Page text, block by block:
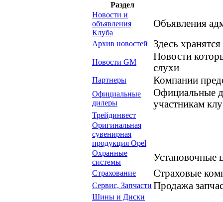
Раздел
Новости и
объявления
Клуба
Объявления
Архив новостей Здесь
Новости GM
Новости
слухи
Партнеры Компании
Официальные
дилеры
Официальные
участникам
Трейдинвест
Оригинальная
сувенирная
продукция Opel
Охранные
системы
Установочные
Страхование Страховые
Сервис, Запчасти Продажа
Шины и Диски